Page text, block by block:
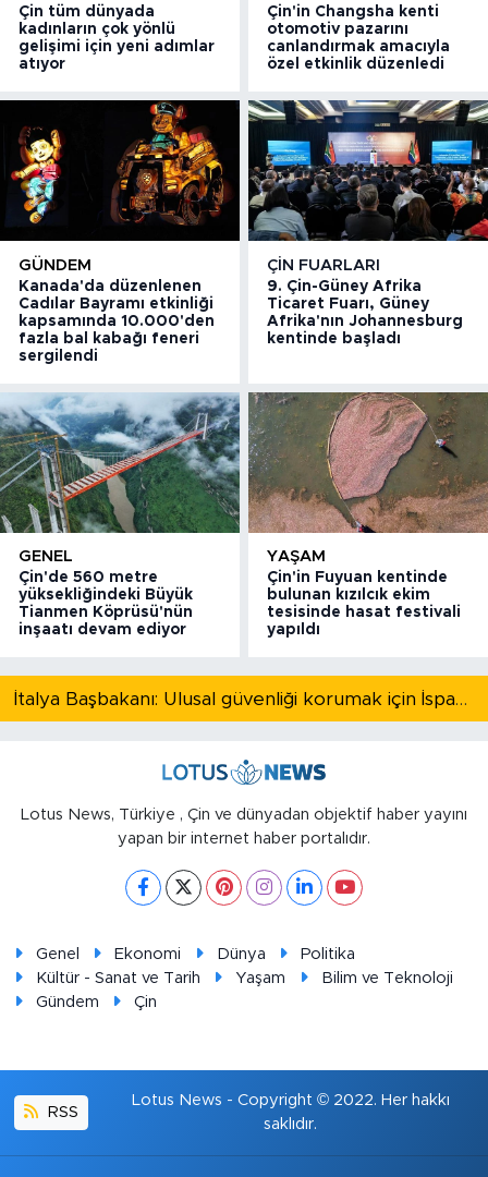
Çin tüm dünyada
kadınların çok yönlü
gelişimi için yeni adımlar
atıyor
Çin'in Changsha kenti
otomotiv pazarını
canlandırmak amacıyla
özel etkinlik düzenledi
GÜNDEM
Kanada'da düzenlenen
Cadılar Bayramı etkinliği
kapsamında 10.000'den
fazla bal kabağı feneri
sergilendi
ÇIN FUARLARI
9. Çin-Güney Afrika
Ticaret Fuarı, Güney
Afrika'nın Johannesburg
kentinde başladı
GENEL
Çin'de 560 metre
yüksekliğindeki Büyük
Tianmen Köprüsü'nün
inşaatı devam ediyor
YAŞAM
Çin'in Fuyuan kentinde
bulunan kızılcık ekim
tesisinde hasat festivali
yapıldı
İtalya Başbakanı: Ulusal güvenliği korumak için İspanya ile Schengen kapsamındaki serbest dolaşımı askıya alıyoruz
Lotus News, Türkiye , Çin ve dünyadan objektif haber yayını
yapan bir internet haber portalıdır.
Genel Ekonomi Dünya
Politika
Kültür - Sanat ve Tarih
Yaşam
Bilim ve Teknoloji
Gündem
Çin
RSS
Lotus News - Copyright © 2022. Her hakkı
saklıdır.